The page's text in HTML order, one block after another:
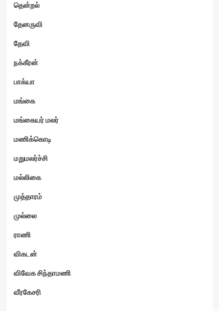
தென்றல்
தேனருவி
தேவி
நக்கீரன்
பாக்யா
மங்கை
மங்கையர் மலர்
மணிக்கொடி
மறுமலர்ச்சி
மல்லிகை
முத்தாரம்
முல்லை
ராணி
விகடன்
விவேக சிந்தாமணி
வீரகேசரி